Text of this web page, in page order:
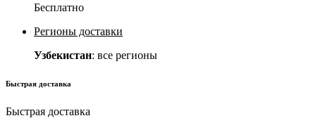
Бесплатно
Регионы доставки
Узбекистан: все регионы
Быстрая доставка
Быстрая доставка